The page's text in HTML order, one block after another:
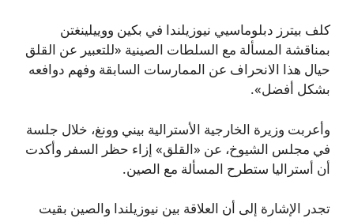
كلف بيترز دبلوماسيي نيوزيلندا في بكين ووييلينغتن
بمناقشة المسألة مع السلطات الصينية «للتعبير عن القلق
حيال هذا الانحراف عن الممارسات السابقة وفهم دوافعه
بشكل أفضل».
وأعربت وزيرة الخارجية الأسترالية بيني وونغ، خلال جلسة
في مجلس الشيوخ، عن «القلق» إزاء حظر السفر وأكدت
أن أستراليا ستطرح المسألة مع الصين.
تجدر الإشارة إلى أن العلاقة بين نيوزيلندا والصين بقيت